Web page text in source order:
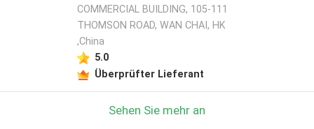
COMMERCIAL BUILDING, 105-111
THOMSON ROAD, WAN CHAI, HK
,China
5.0
Überprüfter Lieferant
Sehen Sie mehr an